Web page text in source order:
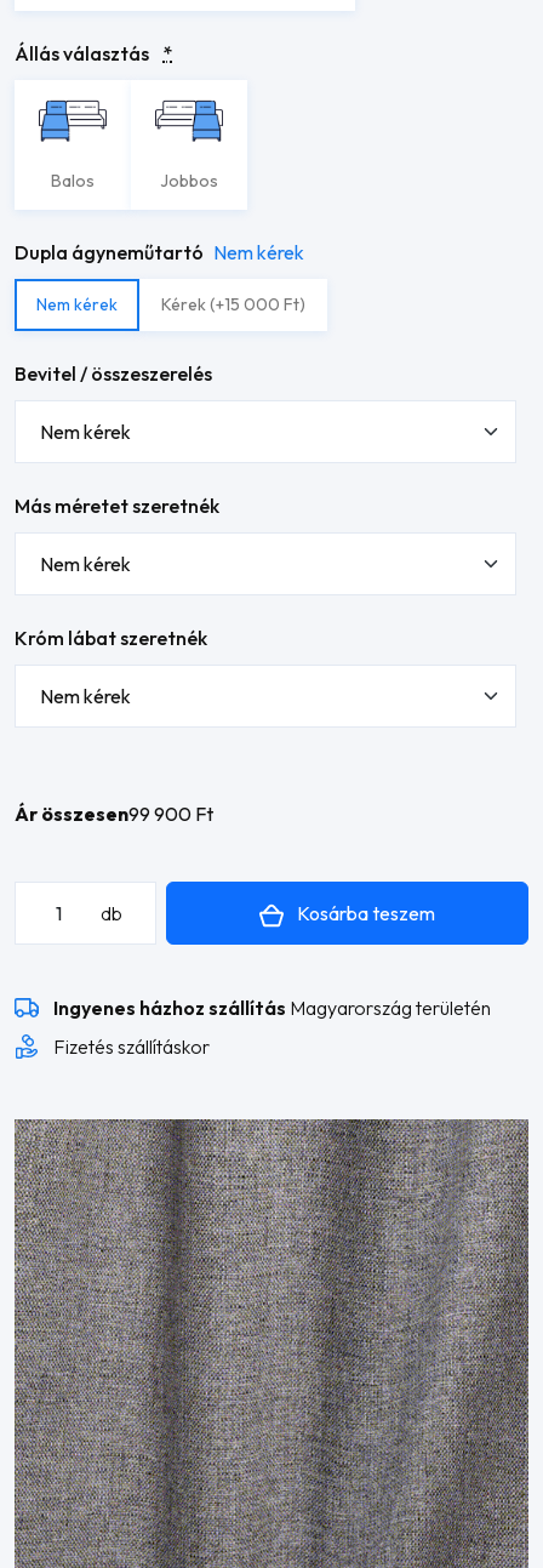
Állás választás *
Balos Jobbos
Dupla ágyneműtartó Nem kérek
Nem kérek Kérek (+15 000 Ft)
Bevitel / összeszerelés
Más méretet szeretnék
Króm lábat szeretnék
Ár összesen99 900 Ft
mennyiség
db Kosárba teszem
Ingyenes házhoz szállítás Magyarország területén
Fizetés szállításkor